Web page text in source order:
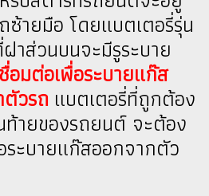
ซ้ายมือ โดยแบตเตอรี่รุ่น
าส่วนบนจะมีรูระบาย
อมต่อเพื่อระบายแก๊ส
วรถ แบตเตอรี่ที่ถูกต้อง
ายของรถยนต์ จะต้อง
ระบายแก๊สออกจากตัว